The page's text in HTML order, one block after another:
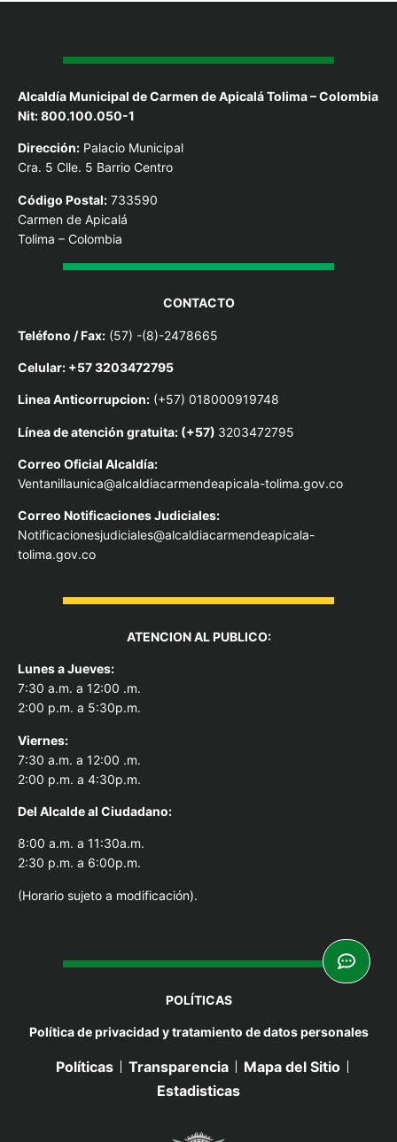
Alcaldía Municipal de Carmen de Apicalá Tolima – Colombia
Nit: 800.100.050-1
Dirección: Palacio Municipal
Cra. 5 Clle. 5 Barrio Centro
Código Postal: 733590
Carmen de Apicalá
Tolima – Colombia
CONTACTO
Teléfono / Fax: (57) -(8)-2478665
Celular: +57 3203472795
Linea Anticorrupcion: (+57) 018000919748
Línea de atención gratuita: (+57) 3203472795
Correo Oficial Alcaldía:
Ventanillaunica@alcaldiacarmendeapicala-tolima.gov.co
Correo Notificaciones Judiciales:
Notificacionesjudiciales@alcaldiacarmendeapicala-
tolima.gov.co
ATENCION AL PUBLICO:
Lunes a Jueves:
7:30 a.m. a 12:00 .m.
2:00 p.m. a 5:30p.m.
Viernes:
7:30 a.m. a 12:00 .m.
2:00 p.m. a 4:30p.m.
Del Alcalde al Ciudadano:
8:00 a.m. a 11:30a.m.
2:30 p.m. a 6:00p.m.
(Horario sujeto a modificación).
POLÍTICAS
Política de privacidad y tratamiento de datos personales
Políticas Transparencia
Mapa del Sitio
Estadisticas